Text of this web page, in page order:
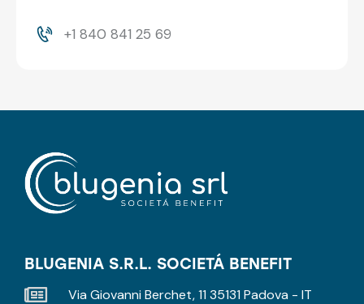
+1 840 841 25 69
BLUGENIA S.R.L. SOCIETÁ BENEFIT
Via Giovanni Berchet, 11 35131 Padova - IT